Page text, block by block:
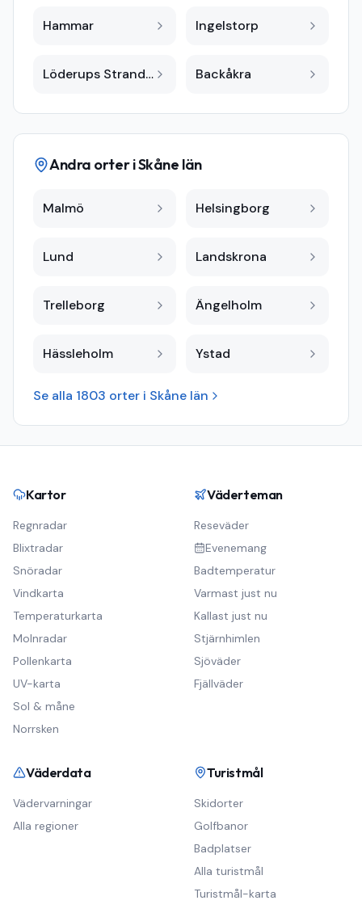
Hammar Ingelstorp
Löderups Strandbad Backåkra
Andra orter iSkåne län
Malmö Helsingborg
Lund Landskrona
Trelleborg Ängelholm
Hässleholm Ystad
Se alla 1803 orter i Skåne län
Kartor
Regnradar
Blixtradar
Snöradar
Vindkarta
Temperaturkarta
Molnradar
Pollenkarta
UV-karta
Sol & måne
Norrsken
Väderteman
Reseväder
Evenemang
Badtemperatur
Varmast just nu
Kallast just nu
Stjärnhimlen
Sjöväder
Fjällväder
Väderdata
Vädervarningar
Alla regioner
Turistmål
Skidorter
Golfbanor
Badplatser
Alla turistmål
Turistmål-karta